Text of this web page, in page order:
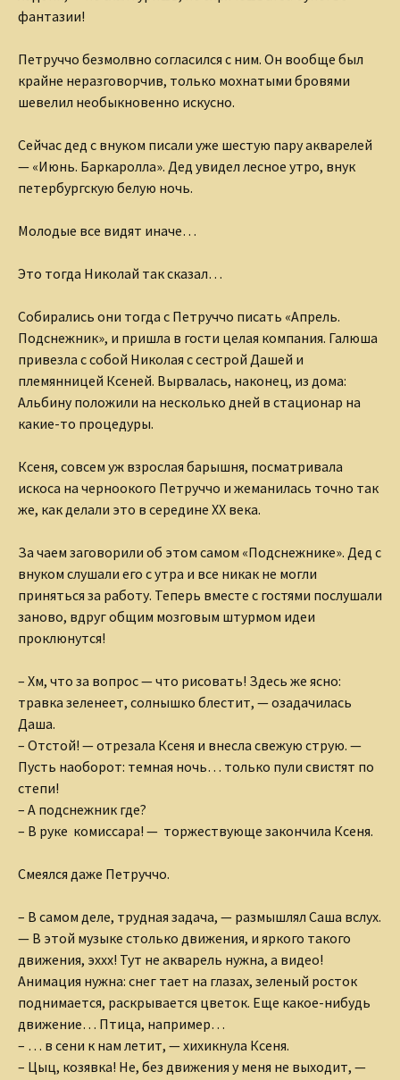
фантазии!
Петруччо безмолвно согласился с ним. Он вообще был
крайне неразговорчив, только мохнатыми бровями
шевелил необыкновенно искусно.
Сейчас дед с внуком писали уже шестую пару акварелей
— «Июнь. Баркаролла». Дед увидел лесное утро, внук
петербургскую белую ночь.
Молодые все видят иначе…
Это тогда Николай так сказал…
Собирались они тогда с Петруччо писать «Апрель.
Подснежник», и пришла в гости целая компания. Галюша
привезла с собой Николая с сестрой Дашей и
племянницей Ксеней. Вырвалась, наконец, из дома:
Альбину положили на несколько дней в стационар на
какие-то процедуры.
Ксеня, совсем уж взрослая барышня, посматривала
искоса на черноокого Петруччо и жеманилась точно так
же, как делали это в середине XX века.
За чаем заговорили об этом самом «Подснежнике». Дед с
внуком слушали его с утра и все никак не могли
приняться за работу. Теперь вместе с гостями послушали
заново, вдруг общим мозговым штурмом идеи
проклюнутся!
– Хм, что за вопрос — что рисовать! Здесь же ясно:
травка зеленеет, солнышко блестит, — озадачилась
Даша.
– Отстой! — отрезала Ксеня и внесла свежую струю. —
Пусть наоборот: темная ночь… только пули свистят по
степи!
– А подснежник где?
– В руке комиссара! — торжествующе закончила Ксеня.
Смеялся даже Петруччо.
– В самом деле, трудная задача, — размышлял Саша вслух.
— В этой музыке столько движения, и яркого такого
движения, эххх! Тут не акварель нужна, а видео!
Анимация нужна: снег тает на глазах, зеленый росток
поднимается, раскрывается цветок. Еще какое-нибудь
движение… Птица, например…
– … в сени к нам летит, — хихикнула Ксеня.
– Цыц, козявка! Не, без движения у меня не выходит, —